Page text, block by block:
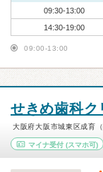
09:30-13:00
14:30-19:00
09:00-13:00
せきめ歯科ク
大阪府大阪市城東区成育
マイナ受付 (スマホ可)